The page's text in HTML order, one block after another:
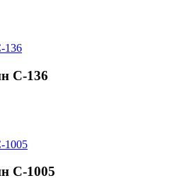
С-136
C-1005